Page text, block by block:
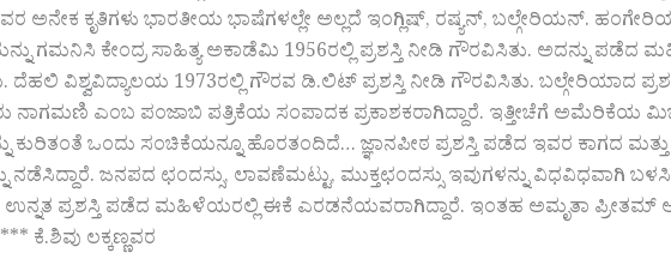
ಅನೇಕ ಕೃತಿಗಳು ಭಾರತೀಯ ಭಾಷೆಗಳಲ್ಲೇ ಅಲ್ಲದೆ ಇಂಗ್ಲಿಷ್, ರಷ್ಯನ್, ಬಲ್ಗೇರಿಯನ್.
ಗಮನಿಸಿ ಕೇಂದ್ರ ಸಾಹಿತ್ಯ ಅಕಾಡೆಮಿ 1956ರಲ್ಲಿ ಪ್ರಶಸ್ತಿ ನೀಡಿ ಗೌರವಿಸಿತು. ಅದನ್ನು ಪಡೆದ
ದೆಹಲಿ ವಿಶ್ವವಿದ್ಯಾಲಯ 1973ರಲ್ಲಿ ಗೌರವ ಡಿ.ಲಿಟ್ ಪ್ರಶಸ್ತಿ ನೀಡಿ ಗೌರವಿಸಿತು. ಬಲ್ಗೇರಿಯಾದ
ನಾಗಮಣಿ ಎಂಬ ಪಂಜಾಬಿ ಪತ್ರಿಕೆಯ ಸಂಪಾದಕ ಪ್ರಕಾಶಕರಾಗಿದ್ದಾರೆ. ಇತ್ತೀಚೆಗೆ
ಕುರಿತಂತೆ ಒಂದು ಸಂಚಿಕೆಯನ್ನೂ ಹೊರತಂದಿದೆ… ಜ್ಞಾನಪೀಠ ಪ್ರಶಸ್ತಿ ಪಡೆದ ಇವರ ಕಾಗದ
ನಡೆಸಿದ್ದಾರೆ. ಜನಪದ ಛಂದಸ್ಸು, ಲಾವಣೆಮಟ್ಟು, ಮುಕ್ತಛಂದಸ್ಸು ಇವುಗಳನ್ನು ವಿಧವಿಧವಾಗಿ
ಉನ್ನತ ಪ್ರಶಸ್ತಿ ಪಡೆದ ಮಹಿಳೆಯರಲ್ಲಿ ಈಕೆ ಎರಡನೆಯವರಾಗಿದ್ದಾರೆ. ಇಂತಹ ಅಮೃತಾ ಪ್ರೀತಮ್
ಕೆ.ಶಿವು ಲಕ್ಕಣ್ಣವರ